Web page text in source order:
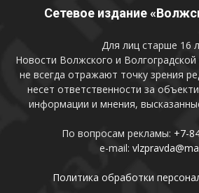
Сетевое издание
Для лиц старше 16
Новости Волжского и
не всегда отражают точку зрения
несет ответственности за
информации и мнения,
По вопросам рекламы: +7-
e-mail:
Политика обработки